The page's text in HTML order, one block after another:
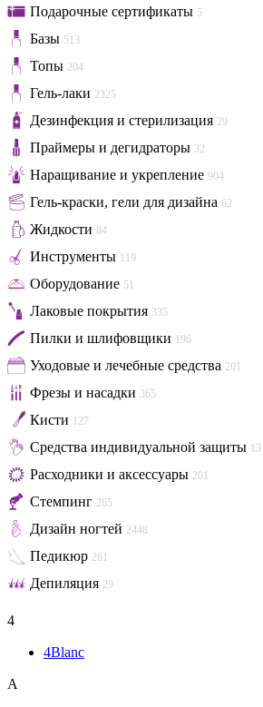
Подарочные сертификаты 5
Базы 513
Топы 204
Гель-лаки 2325
Дезинфекция и стерилизация 29
Праймеры и дегидраторы 32
Наращивание и укрепление 904
Гель-краски, гели для дизайна 62
Жидкости 84
Инструменты 119
Оборудование 51
Лаковые покрытия 335
Пилки и шлифовщики 196
Уходовые и лечебные средства 201
Фрезы и насадки 365
Кисти 127
Средства индивидуальной защиты 13
Расходники и аксессуары 201
Стемпинг 265
Дизайн ногтей 2448
Педикюр 261
Депиляция 29
4
4Blanc
A